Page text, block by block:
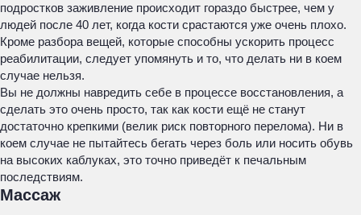
подростков заживление происходит гораздо быстрее, чем у
людей после 40 лет, когда кости срастаются уже очень плохо.
Кроме разбора вещей, которые способны ускорить процесс
реабилитации, следует упомянуть и то, что делать ни в коем
случае нельзя.
Вы не должны навредить себе в процессе восстановления, а
сделать это очень просто, так как кости ещё не станут
достаточно крепкими (велик риск повторного перелома). Ни в
коем случае не пытайтесь бегать через боль или носить обувь
на высоких каблуках, это точно приведёт к печальным
последствиям.
Массаж